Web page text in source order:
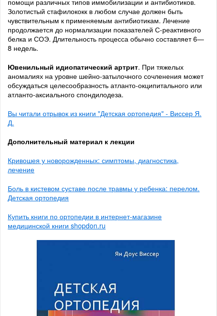
Золотистый стафилококк в любом случае должен быть
чувствительным к применяемым антибиотикам. Лечение
продолжается до нормализации показателей С-реактивного
белка и СОЭ. Длительность процесса обычно составляет 6—
8 недель.
Ювенильный идиопатический артрит. При тяжелых
аномалиях на уровне шейно-затылочного сочленения может
обсуждаться целесообразность атланто-окципитального или
атланто-аксиального спондилодеза.
Вы читали отрывок из книги "Детская ортопедия" - Виссер Я.
Д.
Дополнительный материал к лекции
Кривошея у новорожденных: симптомы, диагностика,
лечение
Боль в кистевом суставе после травмы у ребенка: перелом.
Детская ортопедия
Купить книги по ортопедии в интернет-магазине
медицинской книги shopdon.ru